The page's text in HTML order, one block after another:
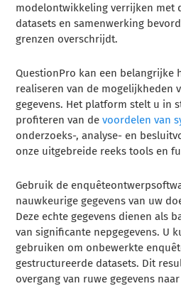
modelontwikkeling verrijken met
datasets en samenwerking
grenzen overschrijdt.
QuestionPro kan een
realiseren van de mogelijkheden
gegevens. Het platform stelt u in
profiteren van devoordelen van
onderzoeks-, analyse- en
onze uitgebreide reeks tools en
Gebruik de
nauwkeurige gegevens van uw
Deze echte gegevens dienen als
van significante nepgegevens. U
gebruiken om onbewerkte
gestructureerde datasets. Dit
overgang van ruwe gegevens